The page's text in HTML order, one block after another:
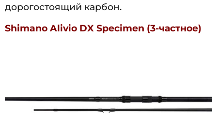
дорогостоящий карбон.
Shimano Alivio DX Specimen (3-частное)